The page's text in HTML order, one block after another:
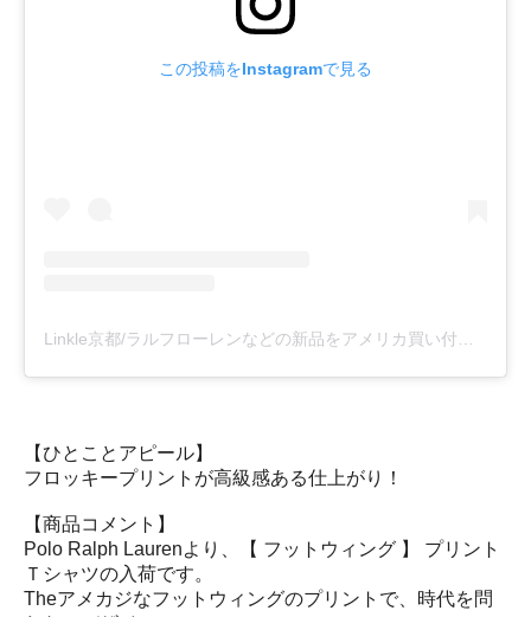
この投稿をInstagramで見る
【ひとことアピール】
フロッキープリントが高級感ある仕上がり！
【商品コメント】
Polo Ralph Laurenより、【 フットウィング 】 プリント
Ｔシャツの入荷です。
Theアメカジなフットウィングのプリントで、時代を問